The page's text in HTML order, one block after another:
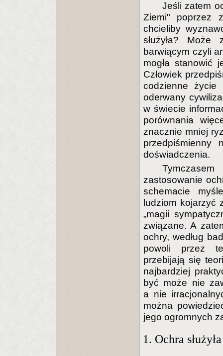
Jeśli zatem
Ziemi" poprzez
chcieliby
służyła? Może
barwiącym czyli
mogła stanowić
Człowiek
codzienne życie
oderwany
w świecie
porównania
znacznie mniej
przedpiśmienny
doświadczenia.
zastosowanie
schemacie
ludziom kojarzyć
„magii
związane. A
ochry, według
powoli przez
przebijają się
najbardziej
być może nie
a nie
można
jego ogromnych
1. Ochra